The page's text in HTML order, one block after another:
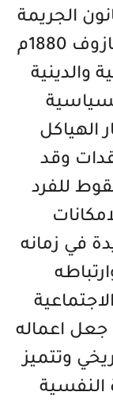
الجريمة
والعقاب 1866م والاخوة كارامازوف 1880م
والدينية
الهياكل
وقد
للفرد
في زمانه
جعل اعماله
وتتميز
النفسية